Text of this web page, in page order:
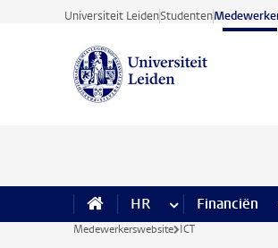
Ga direct naar de inhoud
Universiteit LeidenStudenten
HR meer HR pagina’s
Financiën
Medewerkerswebsite ICT